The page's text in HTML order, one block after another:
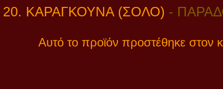
20. ΚΑΡΑΓΚΟΥΝΑ (ΣΟΛΟ) -
Αυτό το προϊόν προστέθηκε